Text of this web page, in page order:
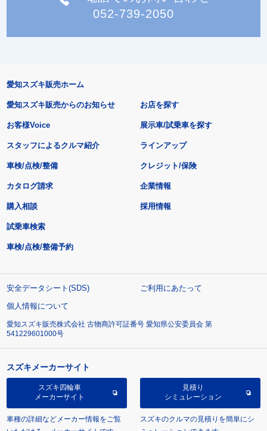
052-739-2050
愛知スズキ販売ホーム
愛知スズキ販売からのお知らせ
お客様Voice
スタッフによるクルマ紹介
お店を探す
展示車/試乗車を探す
ラインアップ
車検/点検/整備 クレジット/保険
カタログ請求
購入相談
試乗車検索
車検/点検/整備予約
企業情報
採用情報
安全データシート(SDS)
ご利用にあたって
個人情報について
愛知スズキ販売株式会社 古物商許可証番号 愛知県公安委員会 第
541229601000号
スズキメーカーサイト
スズキ四輪車
メーカーサイト
車種の詳細などメーカー情報をご覧
見積り
シミュレーション
スズキのクルマの見積りを簡単にシ